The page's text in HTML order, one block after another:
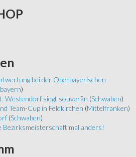
bei der Oberbayerischen
)
Westendorf siegt souverän (Schwaben)
Team-Cup in Feldkirchen (Mittelfranken)
(Schwaben)
mal anders!